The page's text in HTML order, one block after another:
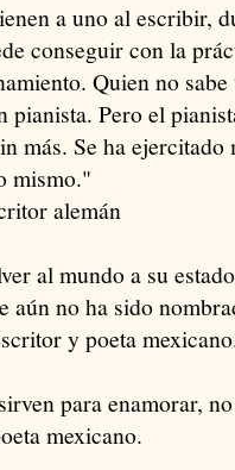
a uno al escribir,
conseguir con la
Quien no
pianista. Pero el
más. Se ha ejercitado
mismo."
alemán
al mundo a su
aún no ha sido
y poeta
para enamorar,
mexicano.